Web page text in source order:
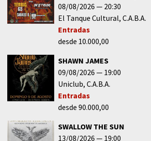
08/08/2026
20:30
El Tanque Cultural C.A.B.A.
Entradas
desde 10.000,00
SHAWN JAMES
09/08/2026
19:00
Uniclub C.A.B.A.
Entradas
desde 90.000,00
SWALLOW THE SUN
13/08/2026
19:00